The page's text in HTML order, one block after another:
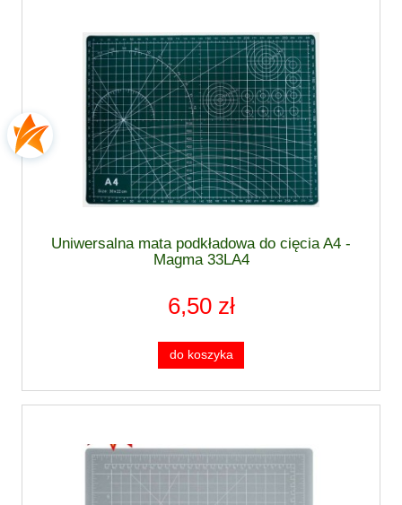
Uniwersalna mata podkładowa do cięcia A4 -
Magma 33LA4
6,50 zł
do koszyka